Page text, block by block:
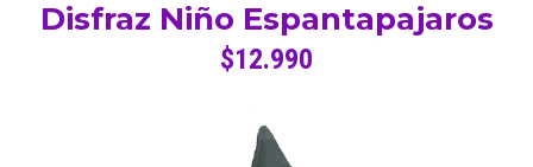
Disfraz Niño Espantapajaros
$12.990